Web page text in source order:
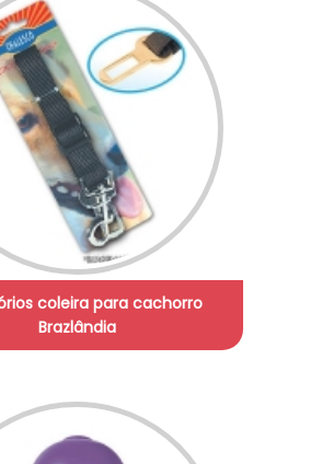
coleira para cachorro
Brazlândia